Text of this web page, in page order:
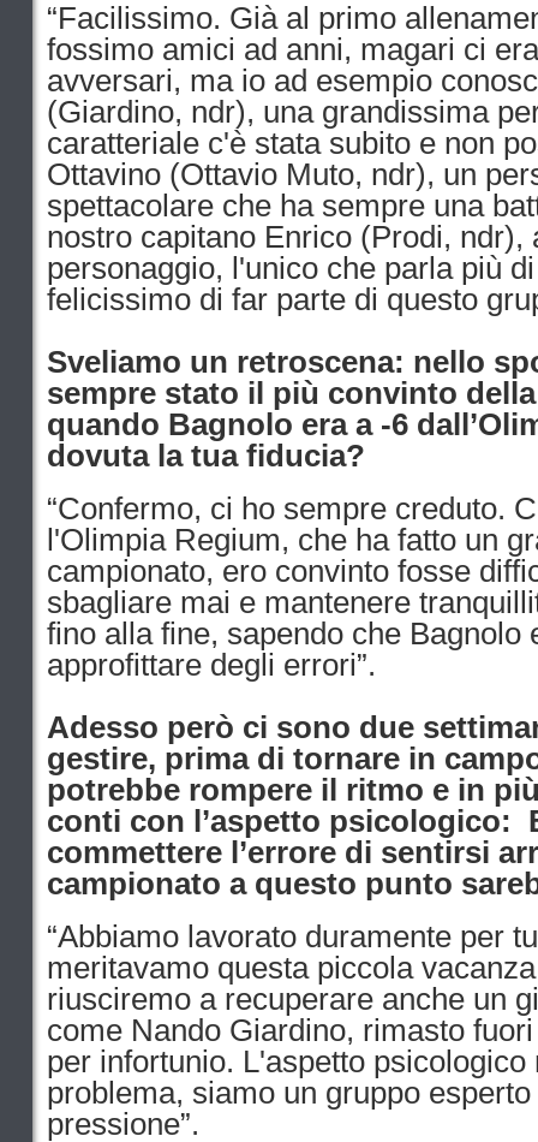
“Facilissimo. Già al primo
fossimo amici ad anni, magari ci
avversari, ma io ad esempio
(Giardino, ndr), una grandissima
caratteriale c'è stata subito e non
Ottavino (Ottavio Muto, ndr), un
spettacolare che ha sempre una
nostro capitano Enrico (Prodi, ndr),
personaggio, l'unico che parla più
felicissimo di far parte di questo
Sveliamo un retroscena: nello
sempre stato il più convinto
quando Bagnolo era a -6
dovuta la tua fiducia?
“Confermo, ci ho sempre creduto.
l'Olimpia Regium, che ha fatto un
campionato, ero convinto fosse
sbagliare mai e mantenere
fino alla fine, sapendo che Bagnolo
approfittare degli errori”.
Adesso però ci sono due
gestire, prima di tornare in
potrebbe rompere il ritmo e in
conti con l’aspetto psicologico:
commettere l’errore di sentirsi
campionato a questo punto
“Abbiamo lavorato duramente per
meritavamo questa piccola
riusciremo a recuperare anche un
come Nando Giardino, rimasto
per infortunio. L'aspetto psicologico
problema, siamo un gruppo
pressione”.